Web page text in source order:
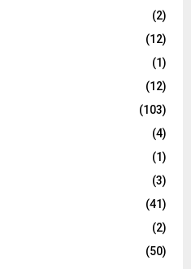
(2)
(12)
(1)
(12)
(103)
(4)
(1)
(3)
(41)
(2)
(50)